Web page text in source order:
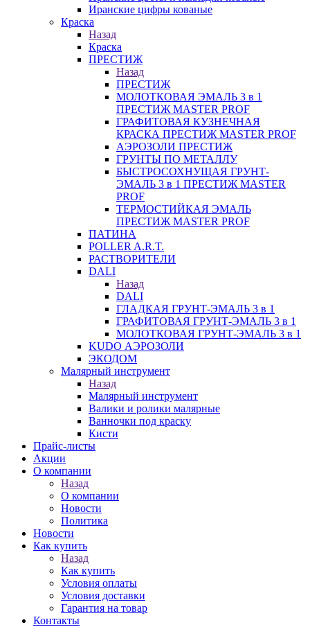
Иранские цифры кованые
Краска
Назад
Краска
ПРЕСТИЖ
Назад
ПРЕСТИЖ
МОЛОТКОВАЯ ЭМАЛЬ 3 в 1
ПРЕСТИЖ MASTER PROF
ГРАФИТОВАЯ КУЗНЕЧНАЯ
КРАСКА ПРЕСТИЖ MASTER PROF
АЭРОЗОЛИ ПРЕСТИЖ
ГРУНТЫ ПО МЕТАЛЛУ
БЫСТРОСОХНУЩАЯ ГРУНТ-
ЭМАЛЬ 3 в 1 ПРЕСТИЖ MASTER
PROF
ТЕРМОСТИЙКАЯ ЭМАЛЬ
ПРЕСТИЖ MASTER PROF
ПАТИНА
POLLER A.R.T.
РАСТВОРИТЕЛИ
DALI
Назад
DALI
ГЛАДКАЯ ГРУНТ-ЭМАЛЬ 3 в 1
ГРАФИТОВАЯ ГРУНТ-ЭМАЛЬ 3 в 1
МОЛОТКОВАЯ ГРУНТ-ЭМАЛЬ 3 в 1
KUDO АЭРОЗОЛИ
ЭКОДОМ
Малярный инструмент
Назад
Малярный инструмент
Валики и ролики малярные
Ванночки под краску
Кисти
Прайс-листы
Акции
О компании
Назад
О компании
Новости
Политика
Новости
Как купить
Назад
Как купить
Условия оплаты
Условия доставки
Гарантия на товар
Контакты